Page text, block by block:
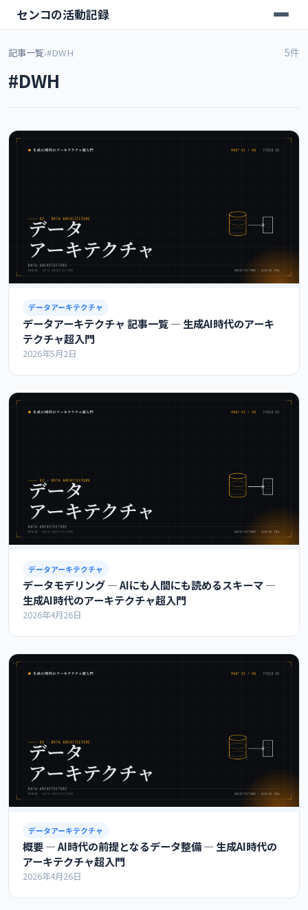
センコの活動記録
記事一覧›#DWH
#DWH
5件
データアーキテクチャ
データアーキテクチャ 記事一覧 ― 生成AI時代のアーキ
テクチャ超入門
2026年5月2日
データアーキテクチャ
データモデリング ― AIにも人間にも読めるスキーマ ―
生成AI時代のアーキテクチャ超入門
2026年4月26日
データアーキテクチャ
概要 ― AI時代の前提となるデータ整備 ― 生成AI時代の
アーキテクチャ超入門
2026年4月26日